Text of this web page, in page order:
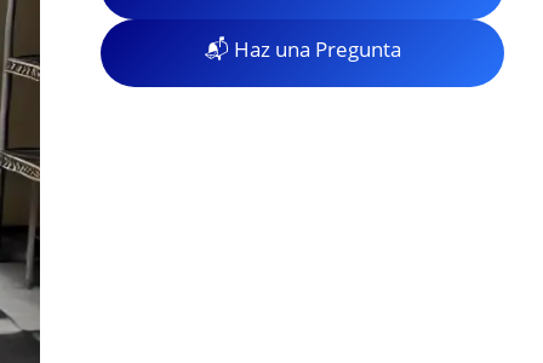
📬 Haz una Pregunta